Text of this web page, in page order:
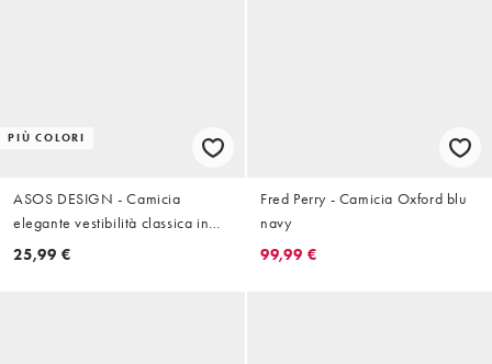
PIÙ COLORI
ASOS DESIGN - Camicia
elegante vestibilità classica in
popeline nera
25,99 €
Fred Perry - Camicia Oxford blu
navy
99,99 €